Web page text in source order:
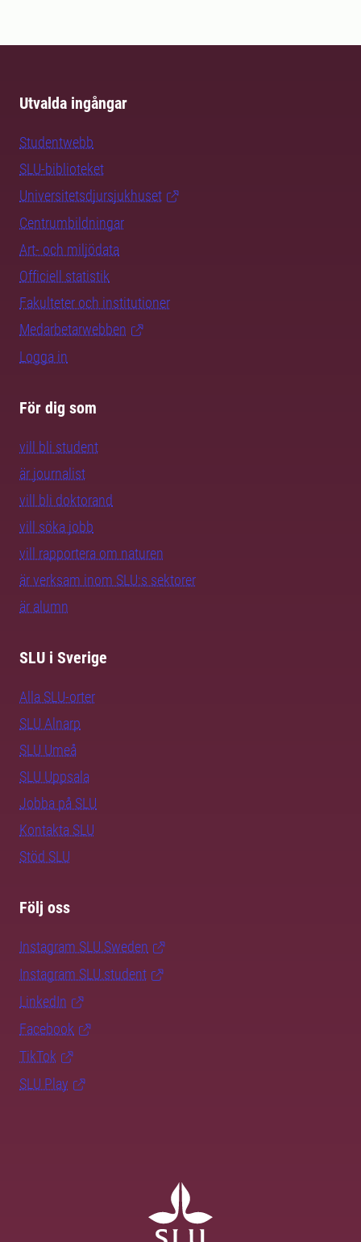
Utvalda ingångar
Studentwebb
SLU-biblioteket
Universitetsdjursjukhuset
Centrumbildningar
Art- och miljödata
Officiell statistik
Fakulteter och institutioner
Medarbetarwebben
Logga in
För dig som
vill bli student
är journalist
vill bli doktorand
vill söka jobb
vill rapportera om naturen
är verksam inom SLU:s sektorer
är alumn
SLU i Sverige
Alla SLU-orter
SLU Alnarp
SLU Umeå
SLU Uppsala
Jobba på SLU
Kontakta SLU
Stöd SLU
Följ oss
Instagram SLU.Sweden
Instagram SLU.student
LinkedIn
Facebook
TikTok
SLU Play